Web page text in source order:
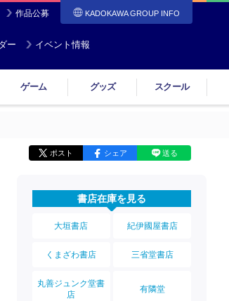
作品公募 KADOKAWA GROUP INFO
ー イベント情報
ゲーム グッズ スクール
ポスト シェア 送る
書店在庫を見る
大垣書店 紀伊國屋書店
くまざわ書店 三省堂書店
丸善ジュンク堂書
店
有隣堂